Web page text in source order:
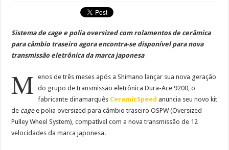
Sistema de cage e polia oversized com rolamentos de cerâmica
para câmbio traseiro agora encontra-se disponível para nova
transmissão eletrônica da marca japonesa
M enos de três meses após a Shimano lançar sua nova geração
do grupo de transmissão eletrônica Dura-Ace 9200, o
fabricante dinamarquês CeramicSpeed anuncia seu novo kit
de cagee polia oversized para câmbio traseiro OSPW (Oversized
Pulley Wheel System), compatível com a nova transmissão de 12
velocidades da marca japonesa.